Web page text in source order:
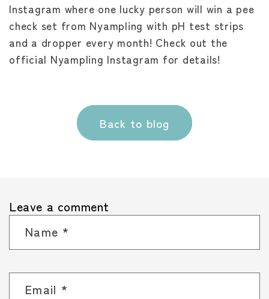
Instagram where one lucky person will win a pee
check set from Nyampling with pH test strips
and a dropper every month! Check out the
official Nyampling Instagram for details!
Back to blog
Leave a comment
Name *
Email *